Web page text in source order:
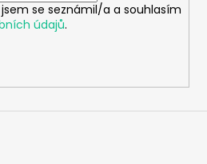
jsem se seznámil/a a souhlasím
údajů.